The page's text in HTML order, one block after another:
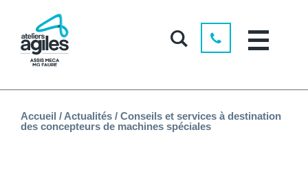
Accueil / Actualités / Conseils et services à destination
des concepteurs de machines spéciales